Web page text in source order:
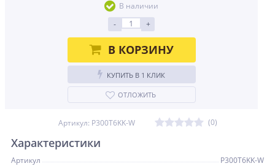
В наличии
-
+
В КОРЗИНУ
КУПИТЬ В 1 КЛИК
ОТЛОЖИТЬ
Артикул: P300T6KK-W (0)
Характеристики
Артикул P300T6KK-W